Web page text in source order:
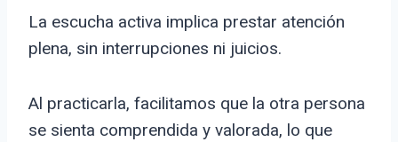
La escucha activa implica prestar atención
plena, sin interrupciones ni juicios.
Al practicarla, facilitamos que la otra persona
se sienta comprendida y valorada, lo que